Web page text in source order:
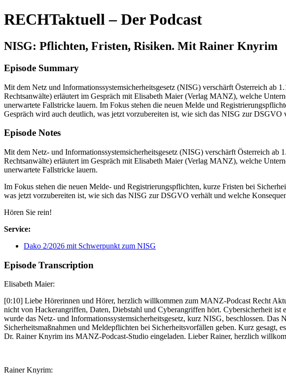
RECHTaktuell – Der Podcast
NISG: Pflichten, Fristen, Risiken. Mit Rainer Knyrim
Episode Summary
Mit dem Netz und Informationssystemsicherheitsgesetz (NISG) verschärft Österreich
Rechtsanwälte) erläutert im Gespräch mit Elisabeth Maier (Verlag MANZ), welche
unerwartete Fallstricke lauern. Im Fokus stehen die neuen Melde und
Gespräch wird auch deutlich, was jetzt vorzubereiten ist, wie sich das NISG zur
Episode Notes
Mit dem Netz‑ und Informationssystemsicherheitsgesetz (NISG) verschärft Österreich
Rechtsanwälte) erläutert im Gespräch mit Elisabeth Maier (Verlag MANZ), welche
unerwartete Fallstricke lauern.
Im Fokus stehen die neuen Melde‑ und Registrierungspflichten, kurze Fristen bei
was jetzt vorzubereiten ist, wie sich das NISG zur DSGVO verhält und welche
Hören Sie rein!
Service:
Dako 2/2026 mit Schwerpunkt zum NISG
Episode Transcription
Elisabeth Maier:
[0:10] Liebe Hörerinnen und Hörer, herzlich willkommen zum MANZ-Podcast Recht
nicht von Hackerangriffen, Daten, Diebstahl und Cyberangriffen hört. Cybersicherheit
wurde das Netz- und Informationssystemsicherheitsgesetz, kurz NISG, beschlossen.
Sicherheitsmaßnahmen und Meldepflichten bei Sicherheitsvorfällen geben. Kurz
Dr. Rainer Knyrim ins MANZ-Podcast-Studio eingeladen. Lieber Rainer, herzlich
Rainer Knyrim: